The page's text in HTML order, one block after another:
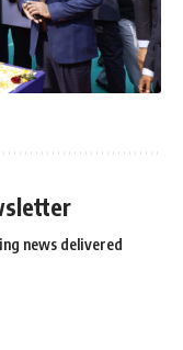
news delivered